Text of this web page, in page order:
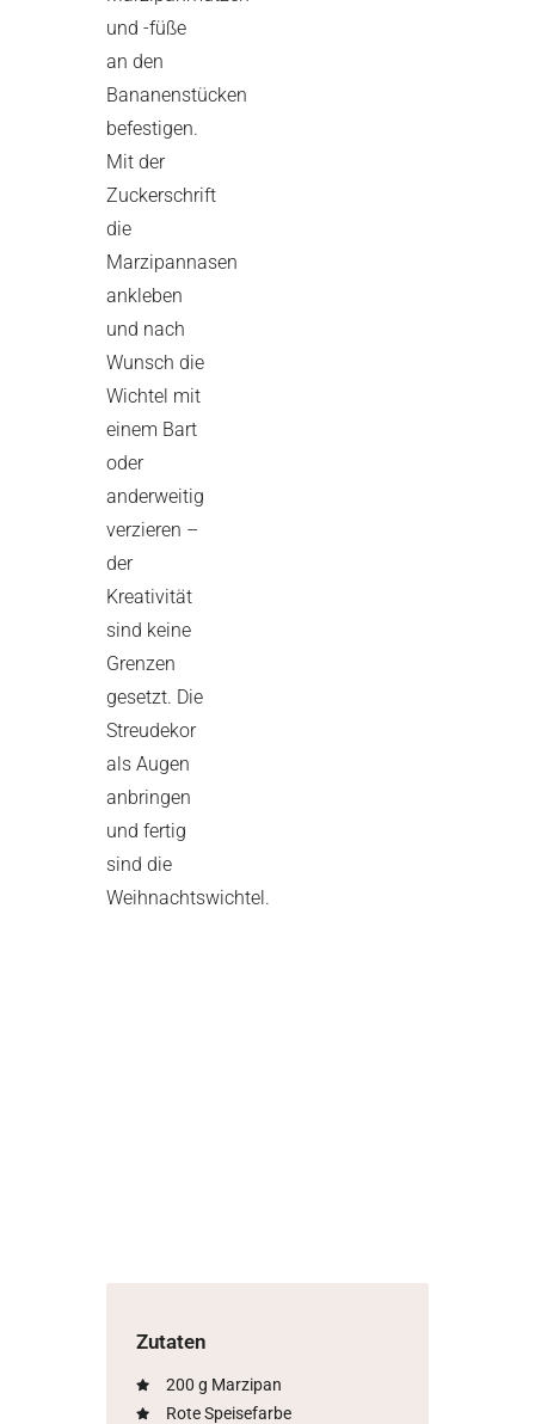
und -füße
an den
Bananenstücken
befestigen.
Mit der
Zuckerschrift
die
Marzipannasen
ankleben
und nach
Wunsch die
Wichtel mit
einem Bart
oder
anderweitig
verzieren –
der
Kreativität
sind keine
Grenzen
gesetzt. Die
Streudekor
als Augen
anbringen
und fertig
sind die
Weihnachtswichtel.
Zutaten
200 g Marzipan
Rote Speisefarbe